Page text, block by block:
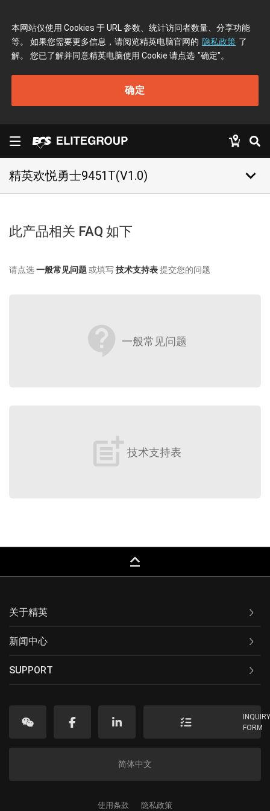
本网站仅使用 Cookies 于 URL 参数、统计访问者数量、分享功能
等。 如果您需要更多信息，请阅览精英电脑官网的 隐私政策 了
解。 您已了解并同意精英电脑使用 Cookie 请点选 "确定"。
确定
精英欢悦勇士9451T(V1.0) keyboard_arrow_down
此产品相关 FAQ 如下
请点选一般常见问题或填写 技术支持表提交您的问题
contact_support 一般常见问题
post_add 技术支持表
keyboard_capslock
关于精英
新闻中心
SUPPORT
FORM
简体中文
使用条款 隐私政策